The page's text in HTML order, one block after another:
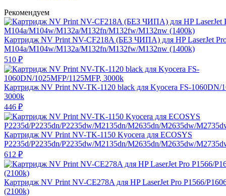
Рекомендуем
Картридж NV Print NV-CF218A (БЕЗ ЧИПА) для HP LaserJet
M104a/M104w/M132a/M132fn/M132fw/M132nw (1400k)
510 ₽
Картридж NV Print NV-TK-1120 black для Kyocera FS-1060DN/
3000k
446 ₽
Картридж NV Print NV-TK-1150 Kyocera для ECOSYS
P2235d/P2235dn/P2235dw/M2135dn/M2635dn/M2635dw/
612 ₽
Картридж NV Print NV-CE278A для HP LaserJet Pro P1566/
(2100k)